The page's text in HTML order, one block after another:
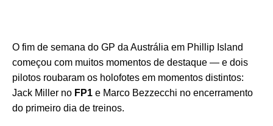
O fim de semana do GP da Austrália em Phillip Island
começou com muitos momentos de destaque — e dois
pilotos roubaram os holofotes em momentos distintos:
Jack Miller no FP1 e Marco Bezzecchi no encerramento
do primeiro dia de treinos.